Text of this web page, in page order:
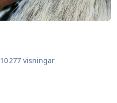
10 277 visningar